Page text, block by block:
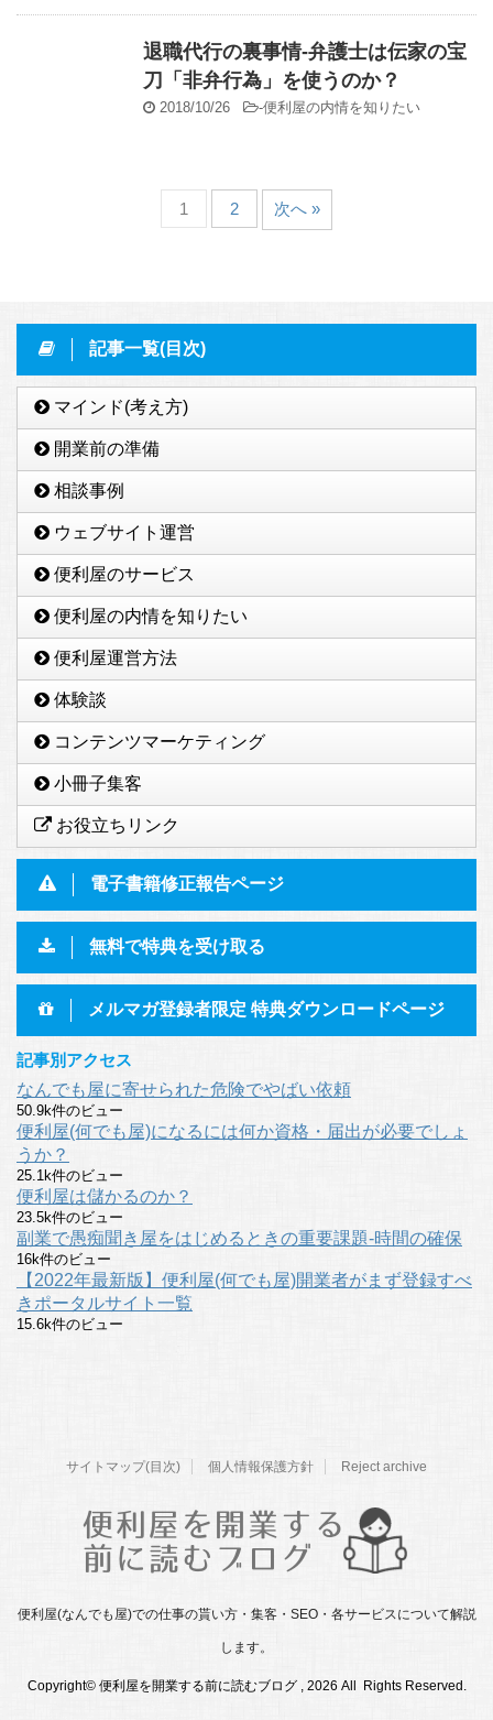
退職代行の裏事情-弁護士は伝家の宝
刀「非弁行為」を使うのか？
2018/10/26 -便利屋の内情を知りたい
1 2 次へ »
記事一覧(目次)
マインド(考え方)
開業前の準備
相談事例
ウェブサイト運営
便利屋のサービス
便利屋の内情を知りたい
便利屋運営方法
体験談
コンテンツマーケティング
小冊子集客
お役立ちリンク
電子書籍修正報告ページ
無料で特典を受け取る
メルマガ登録者限定 特典ダウンロードページ
記事別アクセス
なんでも屋に寄せられた危険でやばい依頼
50.9k件のビュー
便利屋(何でも屋)になるには何か資格・届出が必要でしょ
うか？
25.1k件のビュー
便利屋は儲かるのか？
23.5k件のビュー
副業で愚痴聞き屋をはじめるときの重要課題-時間の確保
16k件のビュー
【2022年最新版】便利屋(何でも屋)開業者がまず登録すべ
きポータルサイト一覧
15.6k件のビュー
サイトマップ(目次) 個人情報保護方針 Reject archive
便利屋(なんでも屋)での仕事の貰い方・集客・SEO・各サービスについて解説
します。
Copyright© 便利屋を開業する前に読むブログ , 2026 All Rights Reserved.